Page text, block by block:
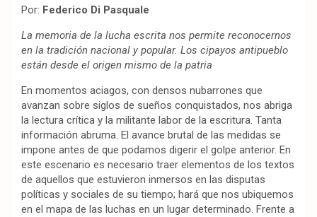
Por: Federico Di Pasquale
La memoria de la lucha escrita nos permite reconocernos
en la tradición nacional y popular. Los cipayos antipueblo
están desde el origen mismo de la patria
En momentos aciagos, con densos nubarrones que
avanzan sobre siglos de sueños conquistados, nos abriga
la lectura crítica y la militante labor de la escritura. Tanta
información abruma. El avance brutal de las medidas se
impone antes de que podamos digerir el golpe anterior. En
este escenario es necesario traer elementos de los textos
de aquellos que estuvieron inmersos en las disputas
políticas y sociales de su tiempo; hará que nos ubiquemos
en el mapa de las luchas en un lugar determinado. Frente a